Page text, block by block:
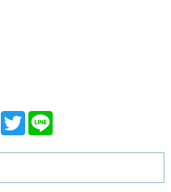
Facebook
Twitter